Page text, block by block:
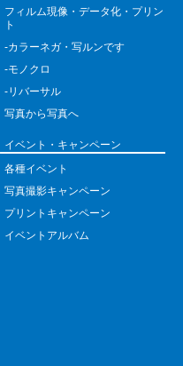
フィルム現像・データ化・プリン
ト
-カラーネガ・写ルンです
-モノクロ
-リバーサル
写真から写真へ
イベント・キャンペーン
各種イベント
写真撮影キャンペーン
プリントキャンペーン
イベントアルバム